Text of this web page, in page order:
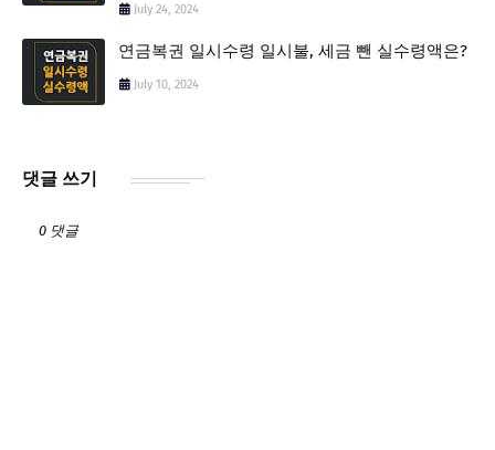
July 24, 2024
연금복권 일시수령 일시불, 세금 뺀 실수령액은?
July 10, 2024
댓글 쓰기
0 댓글